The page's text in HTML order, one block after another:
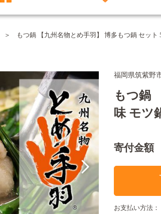
もつ鍋 【九州名物とめ手羽】 博多もつ鍋 セッ
福岡県筑紫野
もつ鍋
味 モツ
寄付金額
お支払い方法：